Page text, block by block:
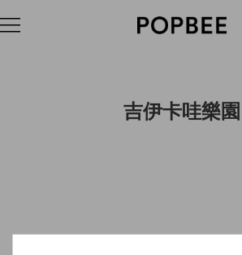
FASHION ACCESSORIES BEAUTY
吉伊卡哇樂園